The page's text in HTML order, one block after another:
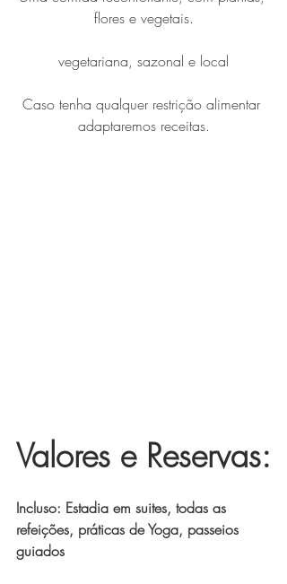
flores e vegetais.
vegetariana, sazonal e local
Caso tenha qualquer restrição alimentar
adaptaremos receitas.
Valores e Reservas:
Incluso: Estadia em suites, todas as
refeições, práticas de Yoga, passeios
guiados